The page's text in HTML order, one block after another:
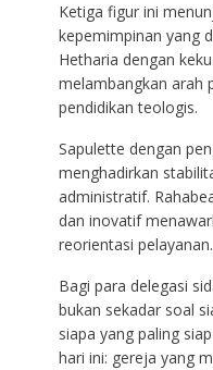
Ketiga figur ini
kepemimpinan yang
Hetharia dengan
melambangkan arah
pendidikan teologis.
Sapulette dengan
menghadirkan
administratif.
dan inovatif
reorientasi pelayanan.
Bagi para delegasi
bukan sekadar soal
siapa yang paling
hari ini: gereja yang